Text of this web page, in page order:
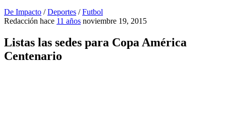
De Impacto /Deportes /Futbol
Redacción hace 11 años noviembre 19, 2015
Listas las sedes para Copa América
Centenario